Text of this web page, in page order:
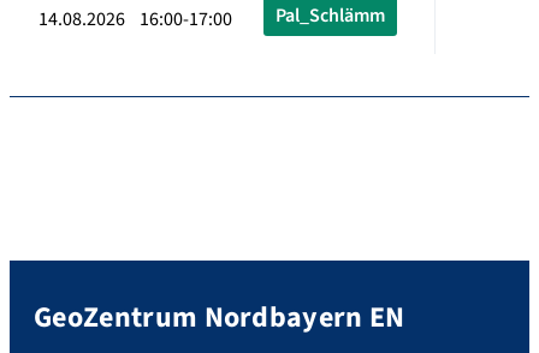
14.08.2026 16:00-17:00 Pal_Schlämm
GeoZentrum Nordbayern EN